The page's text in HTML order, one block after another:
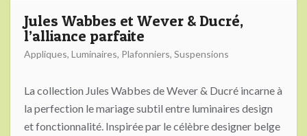
Jules Wabbes et Wever & Ducré,
l’alliance parfaite
Appliques, Luminaires, Plafonniers, Suspensions
La collection Jules Wabbes de Wever & Ducré incarne à
la perfection le mariage subtil entre luminaires design
et fonctionnalité. Inspirée par le célèbre designer belge